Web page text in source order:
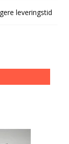
leveringstid